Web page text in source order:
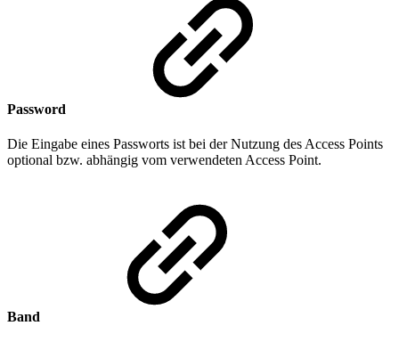
Password
Die Eingabe eines Passworts ist bei der Nutzung des Access Points
optional bzw. abhängig vom verwendeten Access Point.
Band